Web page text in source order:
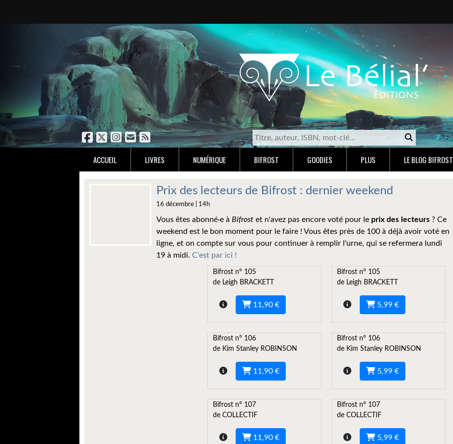
ACCUEIL LIVRES NUMÉRIQUE BIFROST GOODIES PLUS LE BLOG BIFROST
Prix des lecteurs de Bifrost : dernier weekend
16 décembre | 14h
Vous êtes abonné·e à Bifrost et n'avez pas encore voté pour le prix des lecteurs ? Ce
weekend est le bon moment pour le faire ! Vous êtes près de 100 à déjà avoir voté en
ligne, et on compte sur vous pour continuer à remplir l'urne, qui se refermera lundi
19 à midi. C'est par ici !
Bifrost n° 105
de Leigh BRACKETT
11,90 €
Bifrost n° 105
de Leigh BRACKETT
5,99 €
Bifrost n° 106
de Kim Stanley ROBINSON
11,90 €
Bifrost n° 106
de Kim Stanley ROBINSON
5,99 €
Bifrost n° 107
de COLLECTIF
11,90 €
Bifrost n° 107
de COLLECTIF
5,99 €